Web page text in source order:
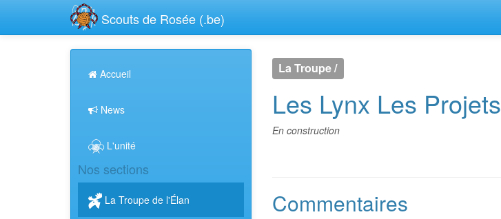
Scouts de Rosée (.be)
Accueil
News
L'unité
Nos sections
La Troupe de l'Élan
La Troupe /
Les Lynx Les Projets
En construction
Commentaires